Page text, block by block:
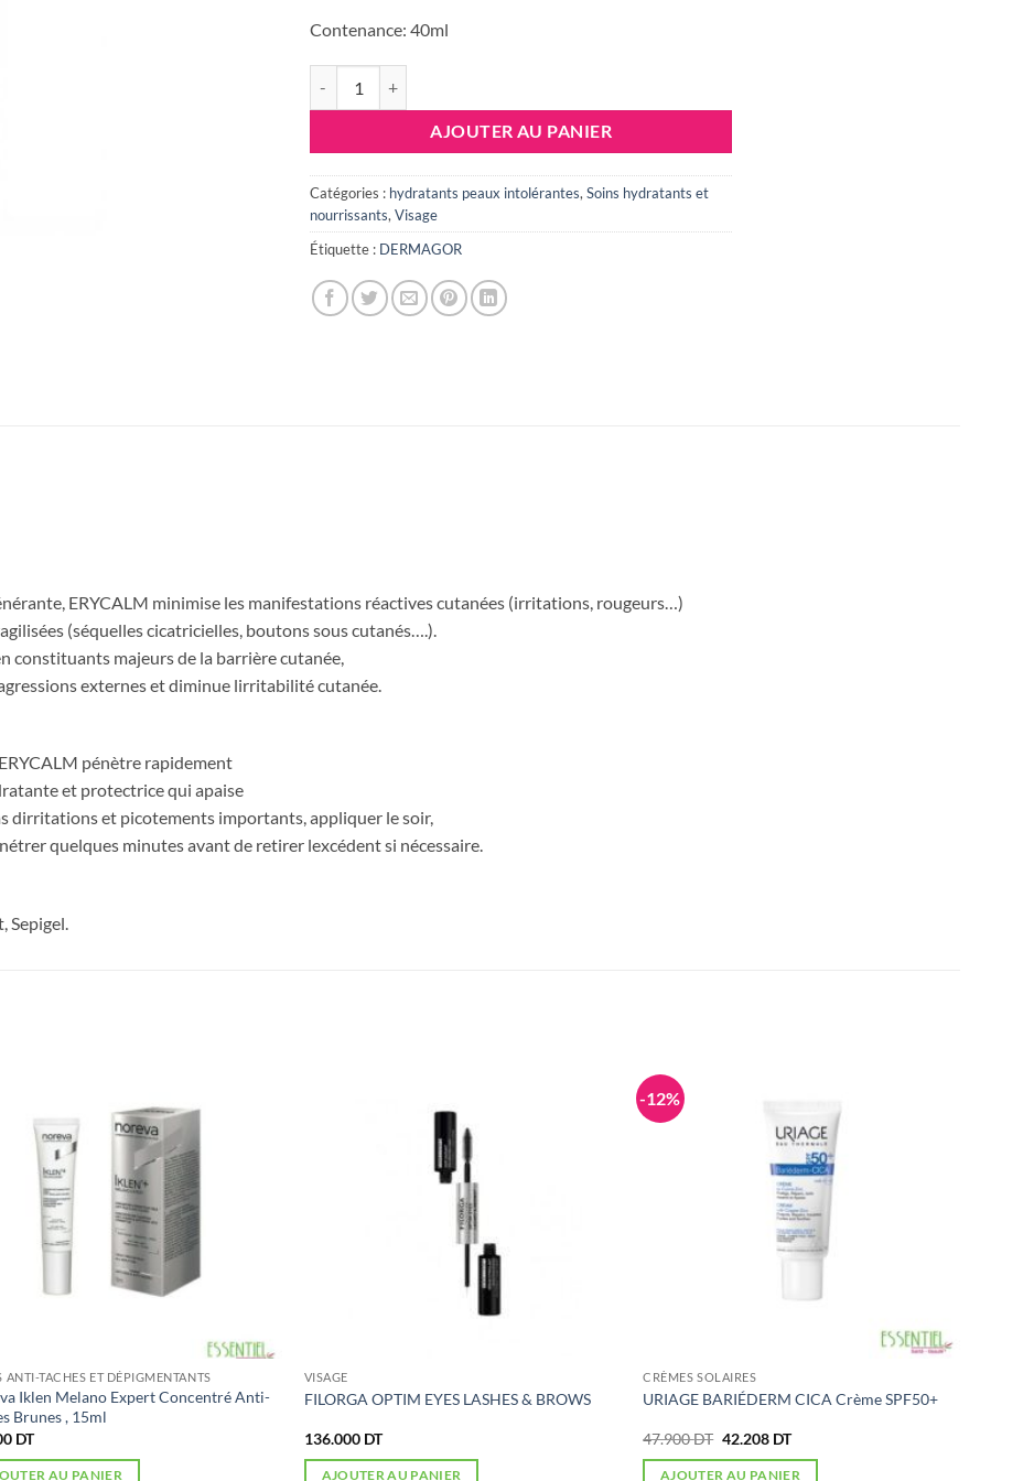
Contenance: 40ml
AJOUTER AU PANIER
Catégories : hydratants peaux intolérantes,Soins hydratants et
nourrissants,Visage
Étiquette : DERMAGOR
ERYCALM minimise les manifestations réactives cutanées (irritations, rougeurs…)
(séquelles cicatricielles, boutons sous cutanés….).
constituants majeurs de la barrière cutanée,
externes et diminue lirritabilité cutanée.
pénètre rapidement
et protectrice qui apaise
dirritations et picotements importants, appliquer le soir,
quelques minutes avant de retirer lexcédent si nécessaire.
Sepigel.
ANTI-TACHES ET DÉPIGMENTANTS
Iklen Melano Expert Concentré Anti-
Brunes , 15ml
DT
AU PANIER
VISAGE
FILORGA OPTIM EYES LASHES & BROWS
136.000 DT
AJOUTER AU PANIER
-12%
CRÈMES SOLAIRES
URIAGE BARIÉDERM CICA Crème SPF50+
47.900DT Le
initial
42.208 DTLe
actuel
AJOUTER AU PANIER